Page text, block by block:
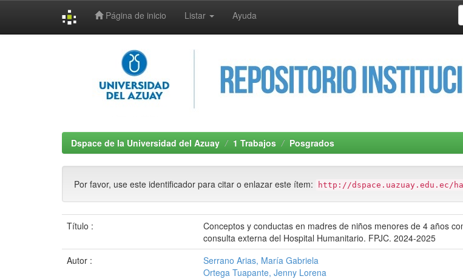
Página de inicio Listar Ayuda
Dspace de la Universidad del Azuay 1 Trabajos Posgrados
Por favor, use este identificador para citar o enlazar este ítem: http://dspace.uazuay.edu.ec/
Título :
Conceptos y conductas en madres de niños menores de 4 años
consulta externa del Hospital Humanitario. FPJC. 2024-2025
Autor :
Serrano Arias, María Gabriela
Ortega Tuapante, Jenny Lorena